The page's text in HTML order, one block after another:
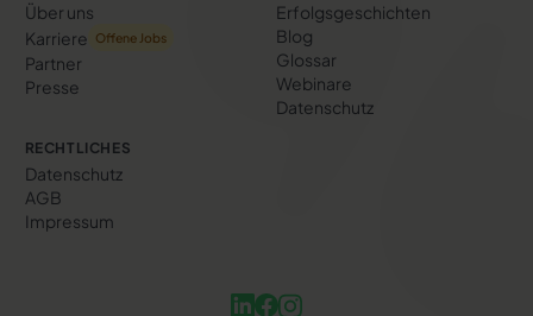
Über uns
Karriere
Offene Jobs
Partner
Presse
Erfolgs­geschichten
Blog
Glossar
Webinare
Datenschutz
RECHTLICHES
Datenschutz
AGB
Impressum